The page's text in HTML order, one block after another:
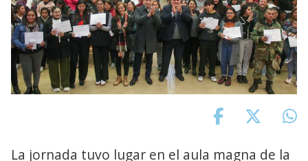
La jornada tuvo lugar en el aula magna de la